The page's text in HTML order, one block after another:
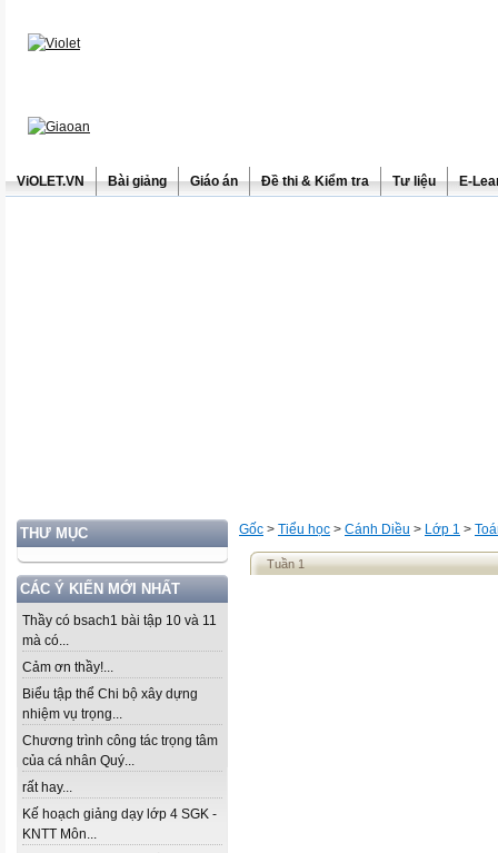
ViOLET.VN Bài giảng Giáo án Đề thi & Kiểm tra Tư liệu E-
THƯ MỤC
CÁC Ý KIẾN MỚI NHẤT
Thầy có bsach1 bài tập 10 và 11
mà có...
Cảm ơn thầy!...
Biểu tập thể Chi bộ xây dựng
nhiệm vụ trọng...
Chương trình công tác trọng tâm
của cá nhân Quý...
rất hay...
Kế hoạch giảng dạy lớp 4 SGK -
KNTT Môn...
Gốc > Tiểu học > Cánh Diều > Lớp 1 >
Tuần 1